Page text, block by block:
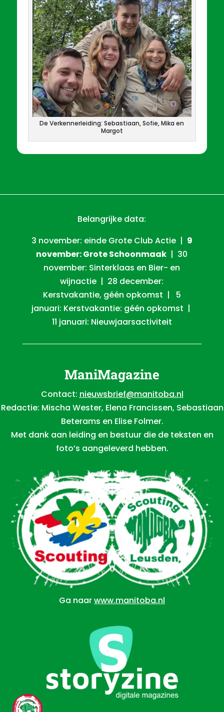
De Verkennerleiding: Sebastiaan, Sofie, Mika en
Margot
Belangrijke data:
3 november: einde Grote Club Actie | 9
november: Grote Schoonmaak | 30
november: Sinterklaas en Bier- en
wijnactie | 28 december:
Kerstvakantie, géén opkomst | 5
januari: Kerstvakantie: géén opkomst |
11 januari: Nieuwjaarsactiviteit
ManiMagazine
Contact: nieuwsbrief@manitoba.nl
Redactie: Mischa Wester, Elena Francissen, Sebastiaan
Beterams en Elise Folmer.
Met dank aan leiding en bestuur die de teksten en
foto’s aangeleverd hebben.
Ga naarwww.manitoba.nl